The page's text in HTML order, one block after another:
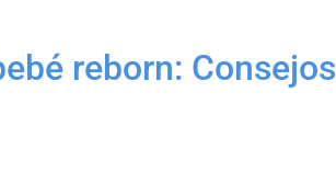
reborn: Consejos